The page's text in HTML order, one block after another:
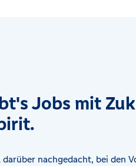
Platz 3, 01896 Pulsnitz
Jobs mit
nachgedacht, bei den